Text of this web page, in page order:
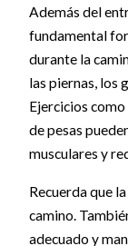
Además del
fundamental
durante la
las piernas, los
Ejercicios
de pesas
musculares y
Recuerda que
camino.
adecuado y